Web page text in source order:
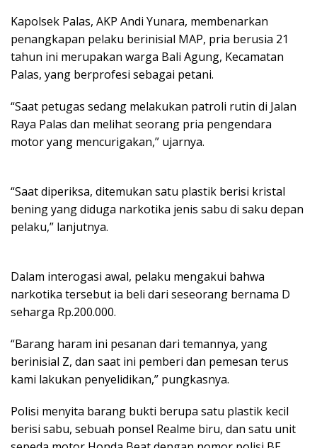
Kapolsek Palas, AKP Andi Yunara, membenarkan
penangkapan pelaku berinisial MAP, pria berusia 21
tahun ini merupakan warga Bali Agung, Kecamatan
Palas, yang berprofesi sebagai petani.
“Saat petugas sedang melakukan patroli rutin di Jalan
Raya Palas dan melihat seorang pria pengendara
motor yang mencurigakan,” ujarnya.
“Saat diperiksa, ditemukan satu plastik berisi kristal
bening yang diduga narkotika jenis sabu di saku depan
pelaku,” lanjutnya.
Dalam interogasi awal, pelaku mengakui bahwa
narkotika tersebut ia beli dari seseorang bernama D
seharga Rp.200.000.
“Barang haram ini pesanan dari temannya, yang
berinisial Z, dan saat ini pemberi dan pemesan terus
kami lakukan penyelidikan,” pungkasnya.
Polisi menyita barang bukti berupa satu plastik kecil
berisi sabu, sebuah ponsel Realme biru, dan satu unit